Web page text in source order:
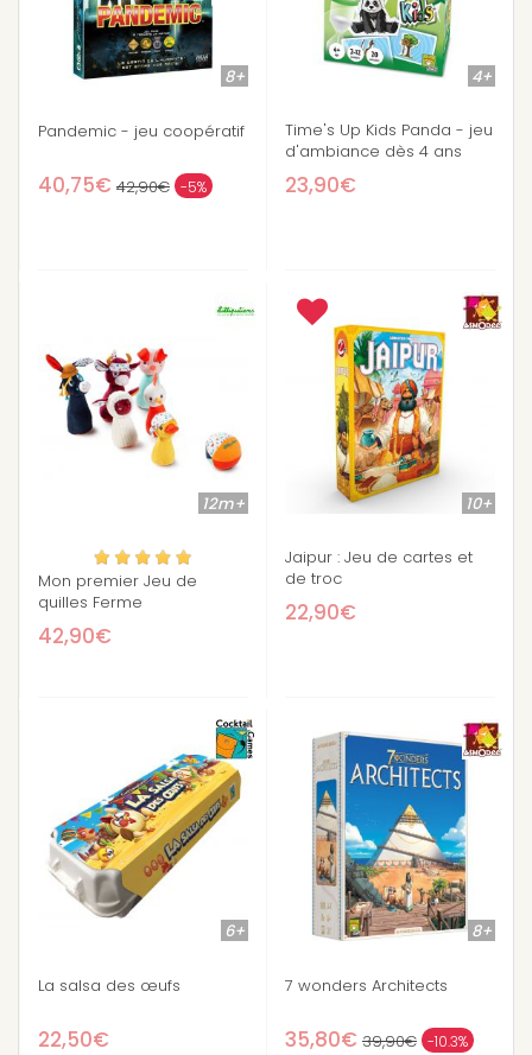
8+
Pandemic - jeu coopératif
40,75€ 42,90€ -5%
4+
Time's Up Kids Panda - jeu
d'ambiance dès 4 ans
23,90€
12m+
Mon premier Jeu de
quilles Ferme
42,90€
10+
Jaipur : Jeu de cartes et
de troc
22,90€
6+
La salsa des œufs
22,50€
8+
7 wonders Architects
35,80€ 39,90€ -10.3%